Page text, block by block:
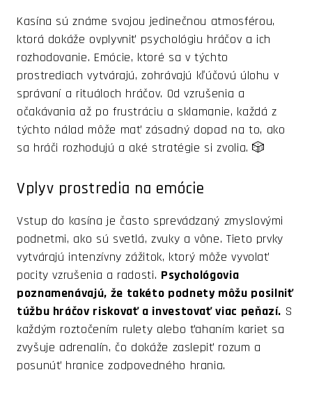
Kasína sú známe svojou jedinečnou atmosférou,
ktorá dokáže ovplyvniť psychológiu hráčov a ich
rozhodovanie. Emócie, ktoré sa v týchto
prostrediach vytvárajú, zohrávajú kľúčovú úlohu v
správaní a rituáloch hráčov. Od vzrušenia a
očakávania až po frustráciu a sklamanie, každá z
týchto nálad môže mať zásadný dopad na to, ako
sa hráči rozhodujú a aké stratégie si zvolia. 🎲
Vplyv prostredia na emócie
Vstup do kasína je často sprevádzaný zmyslovými
podnetmi, ako sú svetlá, zvuky a vône. Tieto prvky
vytvárajú intenzívny zážitok, ktorý môže vyvolať
pocity vzrušenia a radosti. Psychológovia
poznamenávajú, že takéto podnety môžu posilniť
túžbu hráčov riskovať a investovať viac peňazí. S
každým roztočením rulety alebo ťahaním kariet sa
zvyšuje adrenalín, čo dokáže zaslepiť rozum a
posunúť hranice zodpovedného hrania.